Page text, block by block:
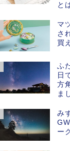
と
マ
さ
買
ふ
日
方
ま
み
ー